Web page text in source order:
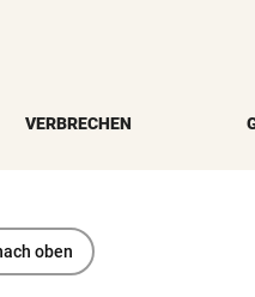
VERBRECHEN
oben